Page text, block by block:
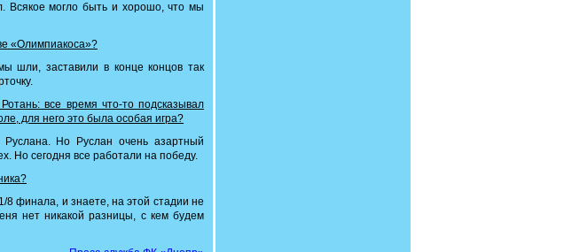
Всякое могло быть и хорошо, что мы
«Олимпиакоса»?
шли, заставили в конце концов так
все время что-то подсказывал
для него это была особая игра?
Но Руслан очень азартный
Но сегодня все работали на победу.
финала, и знаете, на этой стадии не
нет никакой разницы, с кем будем